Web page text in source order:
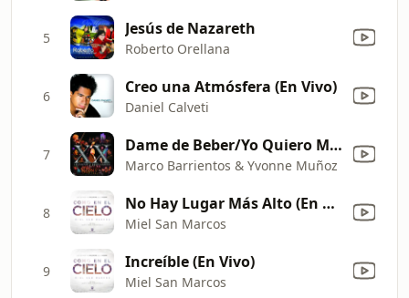
5 Jesús de Nazareth
Roberto Orellana
6 Creo una Atmósfera (En Vivo)
Daniel Calveti
7 Dame de Beber/Yo Quiero Más (Medley)
Marco Barrientos & Yvonne Muñoz
8 No Hay Lugar Más Alto (En Vivo) [feat. Christine D'clario]
Miel San Marcos
9 Increíble (En Vivo)
Miel San Marcos